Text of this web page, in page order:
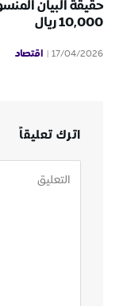
حقيقة البيان
10,000 ريال
17/04/2026 اقتصاد
اترك تعليقاً